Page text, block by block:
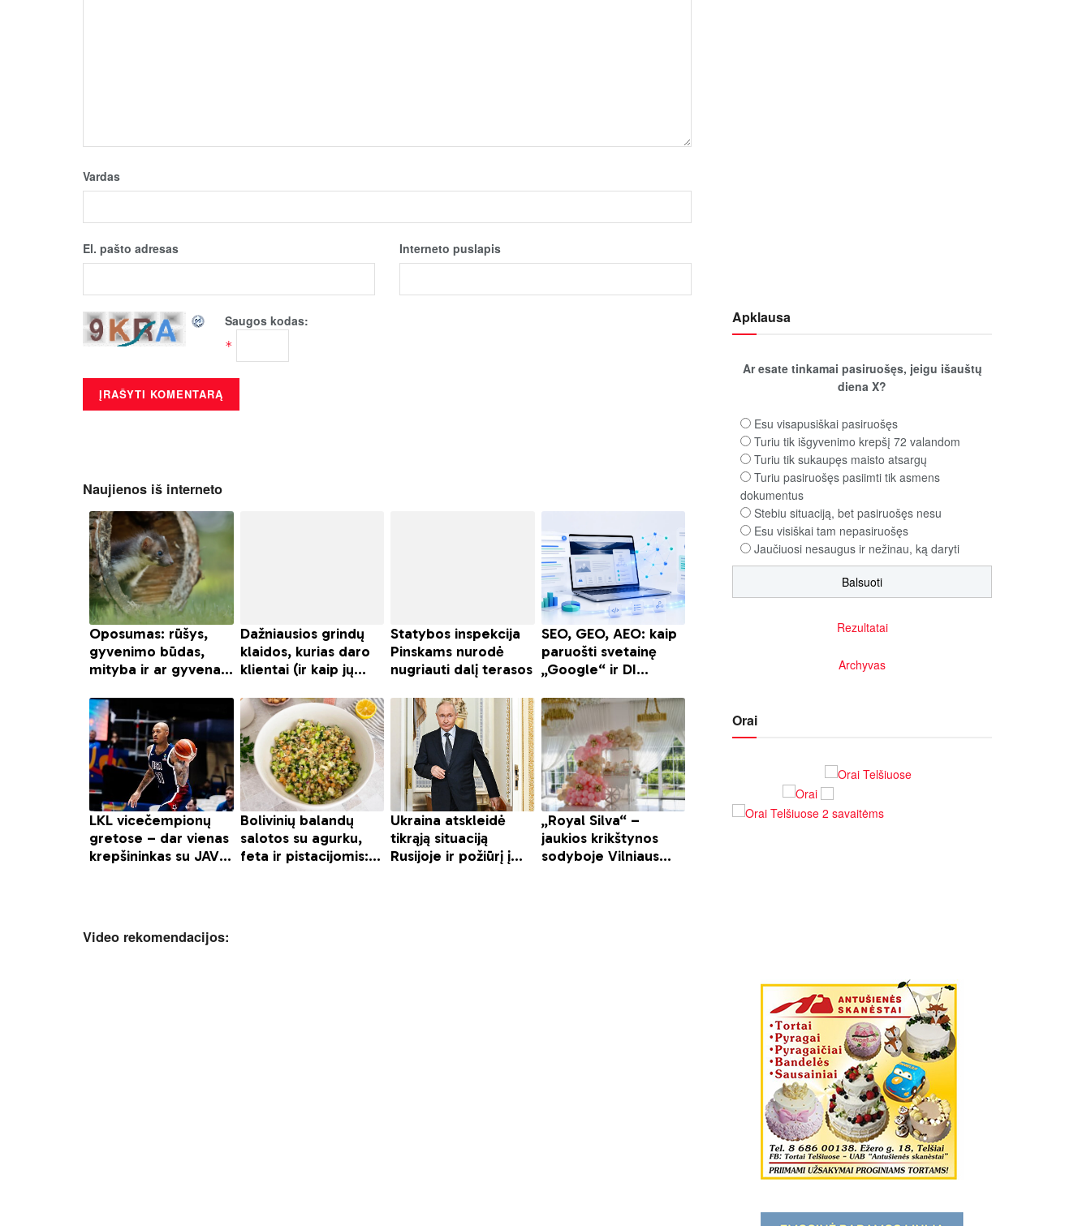
Vardas
El. pašto adresas Interneto puslapis
Saugos kodas:
*
Naujienos iš interneto
Video rekomendacijos:
Apklausa
Ar esate tinkamai pasiruošęs, jeigu išauštų
diena X?
Esu visapusiškai pasiruošęs
Turiu tik išgyvenimo krepšį 72 valandom
Turiu tik sukaupęs maisto atsargų
Turiu pasiruošęs pasiimti tik asmens
dokumentus
Stebiu situaciją, bet pasiruošęs nesu
Esu visiškai tam nepasiruošęs
Jaučiuosi nesaugus ir nežinau, ką daryti
Rezultatai
Archyvas
Orai